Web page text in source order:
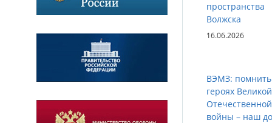
пространства
Волжска
16.06.2026
ВЭМЗ:
героях Великой
Отечественной
войны – наш